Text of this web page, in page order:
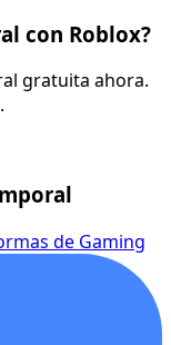
con Roblox?
gratuita ahora.
de Gaming